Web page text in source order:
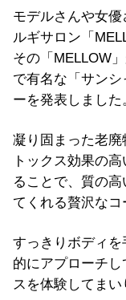
モデルさんや女
ルギサロン「
その「MELLOW
で有名な「サン
ーを発表しました
凝り固まった老
トックス効果の
ることで、質の
てくれる贅沢なコ
すっきりボディ
的にアプローチ
スを体験してまい